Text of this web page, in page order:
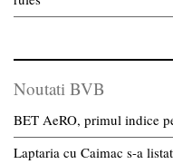
Noutati BVB
BET AeRO, primul indice
Laptaria cu Caimac s-a